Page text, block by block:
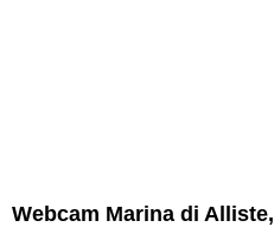
Webcam Marina di